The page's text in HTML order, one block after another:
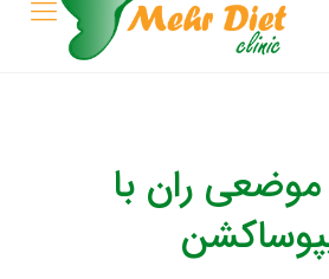
ران با